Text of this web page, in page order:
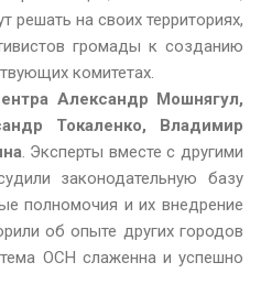
решать на своих территориях,
громады к созданию
комитетах.
Александр Мошнягул,
Токаленко, Владимир
. Эксперты вместе с другими
законодательную базу
полномочия и их внедрение
об опыте других городов
ОСН слаженна и успешно